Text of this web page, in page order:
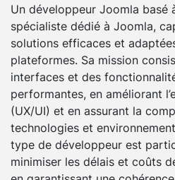
Un développeur Joomla basé
spécialiste dédié à Joomla,
solutions efficaces et
plateformes. Sa mission
interfaces et des
performantes, en améliorant
(UX/UI) et en assurant la
technologies et
type de développeur est
minimiser les délais et coûts